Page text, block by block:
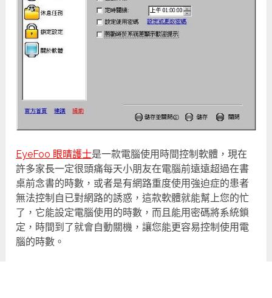
EyeFoo 眼晴護士是一款電腦使用時間控制軟體，現在
許多家長一定很頭痛每天小朋友在電腦前遠遠超過在書
桌前念書的時數，或者是有網路重度使用強迫症的患者
無法控制自已對網路的誘惑，這款軟體就能幫上您的忙
了，它能設定電腦使用的時數，而且能用密碼將系統鎖
定，時間到了就會自動關機，讓您能更容易控制使用電
腦的時數。